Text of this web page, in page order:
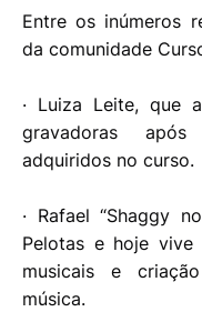
Entre os inúmeros
da comunidade
· Luiza Leite, que
gravadoras
adquiridos no curso.
· Rafael “Shaggy
Pelotas e hoje
musicais e
música.